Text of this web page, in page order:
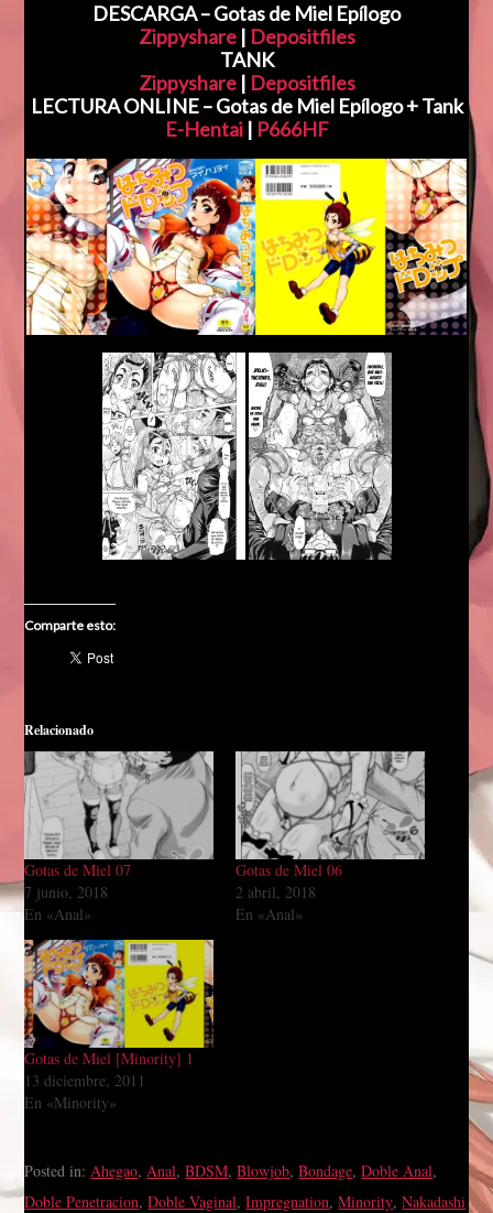
DESCARGA – Gotas de Miel Epílogo
Zippyshare| Depositfiles
TANK
Zippyshare| Depositfiles
LECTURA ONLINE – Gotas de Miel Epílogo + Tank
E-Hentai| P666HF
Comparte esto:
Relacionado
Gotas de Miel 07
7 junio, 2018
En «Anal»
Gotas de Miel 06
2 abril, 2018
En «Anal»
Gotas de Miel [Minority] 1
13 diciembre, 2011
En «Minority»
Posted in: Ahegao, Anal,BDSM,Blowjob,Bondage,Doble Anal,
Doble Penetracion,Doble Vaginal,Impregnation,Minority,Nakadashi